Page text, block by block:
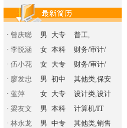
· 曾庆聪 男 大专
普工,
· 李悦涵 女 本科
财务/审计/
· 伍小花 女 大专
财务/审计/
· 廖发忠 男 初中
其他类,保安
· 蓝萍 女 大专
设计类,设计
· 梁友文 男 本科
计算机/IT
· 林永龙 男 中专
其他类,销售